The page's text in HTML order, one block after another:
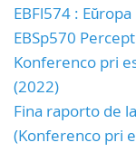
EBFl574 :
EBSp570
Konferenco pri
(2022)
Fina raporto de
(Konferenco pri